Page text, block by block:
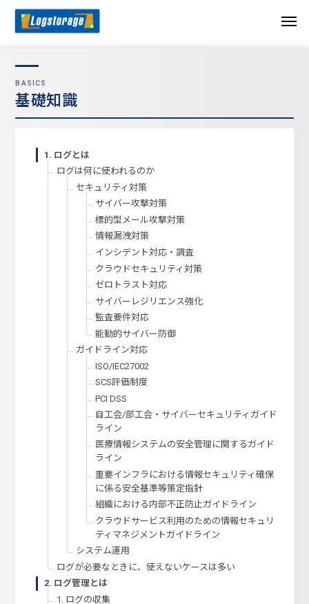
BASICS
基礎知識
1. ログとは
ログは何に使われるのか
セキュリティ対策
サイバー攻撃対策
標的型メール攻撃対策
情報漏洩対策
インシデント対応・調査
クラウドセキュリティ対策
ゼロトラスト対応
サイバーレジリエンス強化
監査要件対応
能動的サイバー防御
ガイドライン対応
ISO/IEC27002
SCS評価制度
PCI DSS
自工会/部工会・サイバーセキュリティガイド
ライン
医療情報システムの安全管理に関するガイド
ライン
重要インフラにおける情報セキュリティ確保
に係る安全基準等策定指針
組織における内部不正防止ガイドライン
クラウドサービス利用のための情報セキュリ
ティマネジメントガイドライン
システム運用
ログが必要なときに、使えないケースは多い
2. ログ管理とは
1. ログの収集